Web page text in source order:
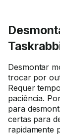
Desmontar
trocar por
Requer
paciência.
para
certas para
rapidamente